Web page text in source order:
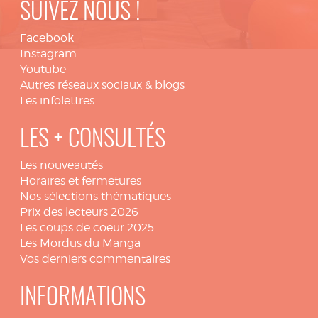
SUIVEZ NOUS !
Facebook
Instagram
Youtube
Autres réseaux sociaux & blogs
Les infolettres
LES + CONSULTÉS
Les nouveautés
Horaires et fermetures
Nos sélections thématiques
Prix des lecteurs 2026
Les coups de coeur 2025
Les Mordus du Manga
Vos derniers commentaires
INFORMATIONS